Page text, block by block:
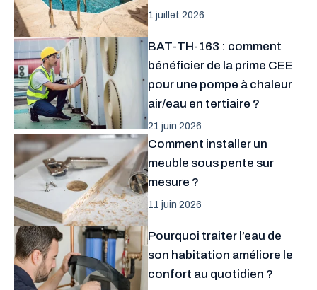
1 juillet 2026
BAT-TH-163 : comment
bénéficier de la prime CEE
pour une pompe à chaleur
air/eau en tertiaire ?
21 juin 2026
Comment installer un
meuble sous pente sur
mesure ?
11 juin 2026
Pourquoi traiter l’eau de
son habitation améliore le
confort au quotidien ?